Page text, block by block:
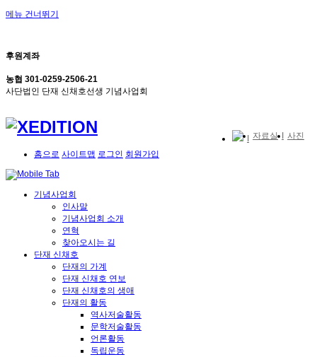
메뉴 건너뛰기
후원계좌
농협 301-0259-2506-21
사단법인 단재 신채호선생 기념사업회
홈으로 사이트맵 로그인 회원가입
기념사업회
인사말
기념사업회 소개
연혁
찾아오시는 길
단재 신채호
단재의 가계
단재 신채호 연보
단재 신채호의 생애
단재의 활동
역사저술활동
문학저술활동
언론활동
독립운동
자료실 사진